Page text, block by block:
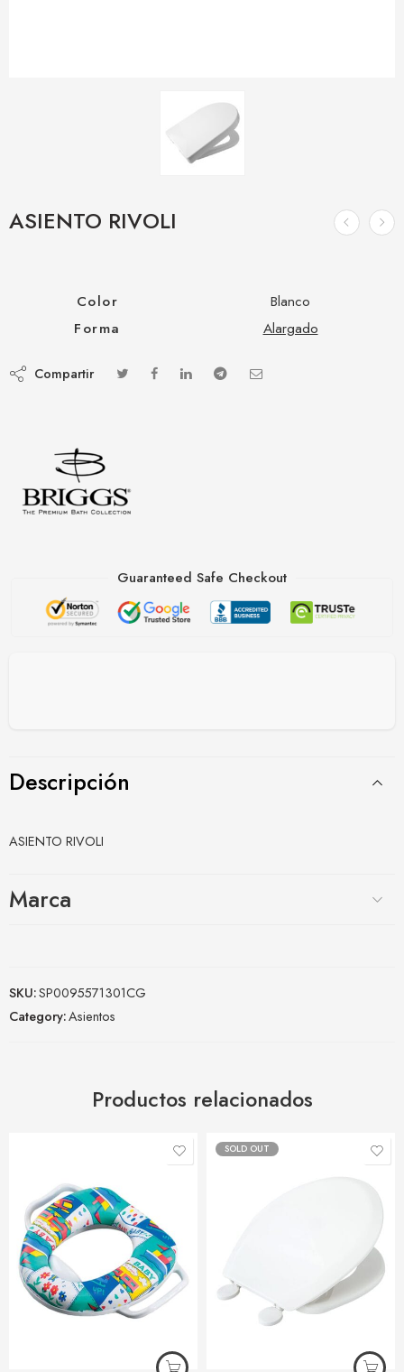
ASIENTO RIVOLI
Color
Blanco
Forma
Alargado
Compartir
Guaranteed Safe Checkout
Descripción
ASIENTO RIVOLI
Marca
SKU:SP0095571301CG
Category:Asientos
Productos relacionados
SOLD OUT